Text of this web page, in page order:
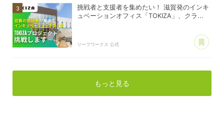
挑戦者と支援者を集めたい！ 滋賀発のインキ
ュベーションオフィス「TOKIZA」、クラ...
リーフワークス 公式
もっと見る